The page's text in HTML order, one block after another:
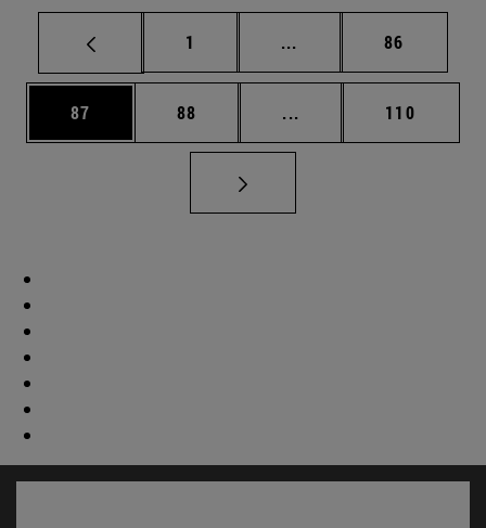
Página
1 ... Páginas intermedias
Página
86
Página
87 Página
88 ... Páginas intermedias
Página
110